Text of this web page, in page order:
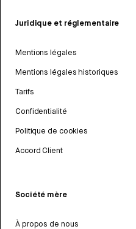
Juridique et réglementaire
Mentions légales
Mentions légales historiques
Tarifs
Confidentialité
Politique de cookies
Accord Client
Société mère
À propos de nous